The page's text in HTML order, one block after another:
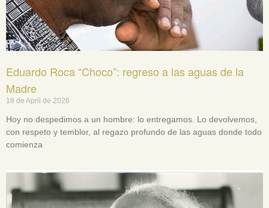
Eduardo Roca “Choco”: regreso a las aguas de la
Madre
18 de April de 2026
Hoy no despedimos a un hombre: lo entregamos. Lo devolvemos,
con respeto y temblor, al regazo profundo de las aguas donde todo
comienza